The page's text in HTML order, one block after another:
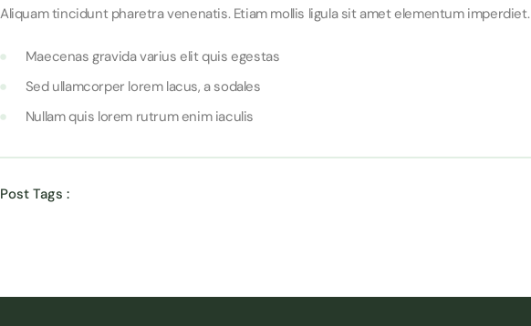
Aliquam tincidunt pharetra venenatis. Etiam mollis ligula sit amet elementum imperdiet.
Maecenas gravida varius elit quis egestas
Sed ullamcorper lorem lacus, a sodales
Nullam quis lorem rutrum enim iaculis
Post Tags :